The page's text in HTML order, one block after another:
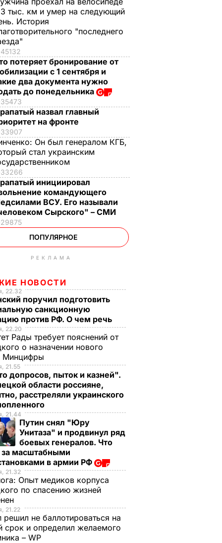
тыс. км и умер на следующий
История
"последнего
45132
потеряет бронирование от
с 1 сентября и
два документа нужно
до понедельника
35473
назвал главный
на фронте
33907
Он был генералом КГБ,
стал украинским
33266
инициировал
командующего
ВСУ. Его называли
Сырского" – СМИ
29875
ПОПУЛЯРНОЕ
РЕКЛАМА
НОВОСТИ
22.32
поручил подготовить
санкционную
против РФ. О чем речь
22.20
Рады требует пояснений от
о назначении нового
Минцифры
21.55
допросов, пыток и казней".
области россияне,
расстреляли украинского
21.44
Путин снял "Юру
Унитаза" и продвинул ряд
боевых генералов. Что
за масштабными
в армии РФ
21.32
Опыт медиков корпуса
по спасению жизней
21.22
решил не баллотироваться на
срок и определил желаемого
– WP